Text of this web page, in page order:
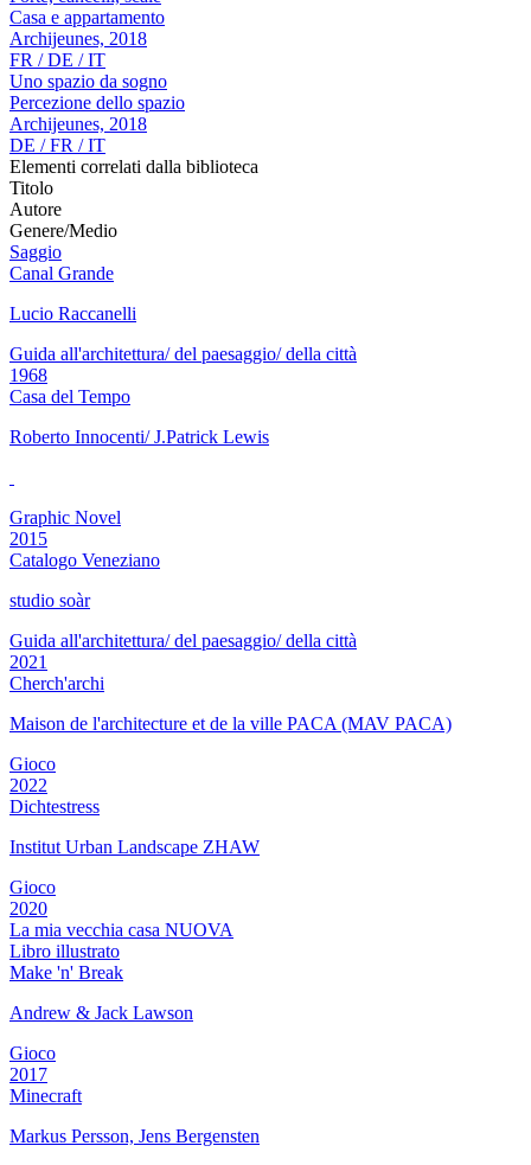
Casa e appartamento
Archijeunes, 2018
FR / DE / IT
Uno spazio da sogno
Percezione dello spazio
Archijeunes, 2018
DE / FR / IT
Elementi correlati dalla biblioteca
Titolo
Autore
Genere/Medio
Saggio
Canal Grande
Lucio Raccanelli
Guida all'architettura/ del paesaggio/ della città
1968
Casa del Tempo
Roberto Innocenti/ J.Patrick Lewis
Graphic Novel
2015
Catalogo Veneziano
studio soàr
Guida all'architettura/ del paesaggio/ della città
2021
Cherch'archi
Maison de l'architecture et de la ville PACA (MAV PACA)
Gioco
2022
Dichtestress
Institut Urban Landscape ZHAW
Gioco
2020
La mia vecchia casa NUOVA
Libro illustrato
Make 'n' Break
Andrew & Jack Lawson
Gioco
2017
Minecraft
Markus Persson, Jens Bergensten